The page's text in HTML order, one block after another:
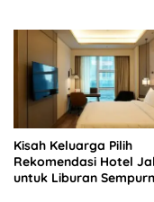
Kisah Keluarga Pilih
Rekomendasi Hotel
untuk Liburan